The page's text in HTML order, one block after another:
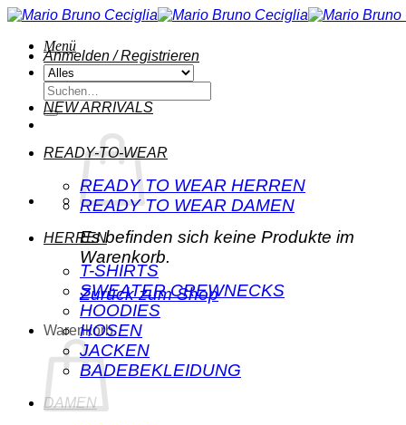
Zum
springen
Menü
Anmelden / Registrieren
Suchen
nach:
Es befinden sich keine Produkte im
Warenkorb.
Zurück zum Shop
Warenkorb
NEW ARRIVALS
READY-TO-WEAR
READY TO WEAR HERREN
READY TO WEAR DAMEN
HERREN
T-SHIRTS
SWEATER CREWNECKS
HOODIES
HOSEN
JACKEN
BADEBEKLEIDUNG
DAMEN